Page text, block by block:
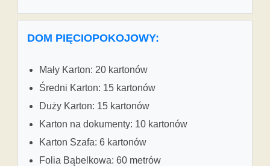
DOM PIĘCIOPOKOJOWY:
Mały Karton: 20 kartonów
Średni Karton: 15 kartonów
Duży Karton: 15 kartonów
Karton na dokumenty: 10 kartonów
Karton Szafa: 6 kartonów
Folia Bąbelkowa: 60 metrów